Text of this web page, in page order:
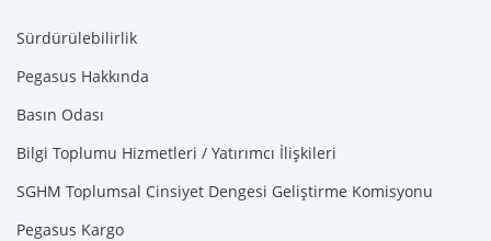
Sürdürülebilirlik
Pegasus Hakkında
Basın Odası
Bilgi Toplumu Hizmetleri / Yatırımcı İlişkileri
SGHM Toplumsal Cinsiyet Dengesi Geliştirme Komisyonu
Pegasus Kargo